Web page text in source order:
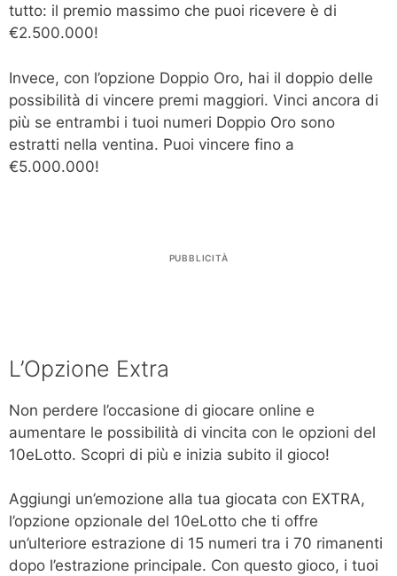
tutto: il premio massimo che puoi ricevere è di
€2.500.000!
Invece, con l’opzione Doppio Oro, hai il doppio delle
possibilità di vincere premi maggiori. Vinci ancora di
più se entrambi i tuoi numeri Doppio Oro sono
estratti nella ventina. Puoi vincere fino a
€5.000.000!
PUBBLICITÀ
L’Opzione Extra
Non perdere l’occasione di giocare online e
aumentare le possibilità di vincita con le opzioni del
10eLotto. Scopri di più e inizia subito il gioco!
Aggiungi un’emozione alla tua giocata con EXTRA,
l’opzione opzionale del 10eLotto che ti offre
un’ulteriore estrazione di 15 numeri tra i 70 rimanenti
dopo l’estrazione principale. Con questo gioco, i tuoi